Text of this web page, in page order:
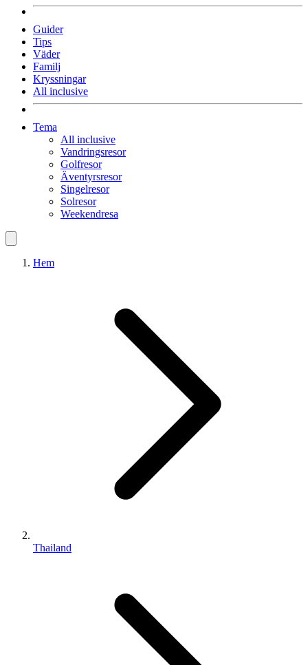
Guider
Tips
Väder
Familj
Kryssningar
All inclusive
Tema
All inclusive
Vandringsresor
Golfresor
Äventyrsresor
Singelresor
Solresor
Weekendresa
Hem
Thailand